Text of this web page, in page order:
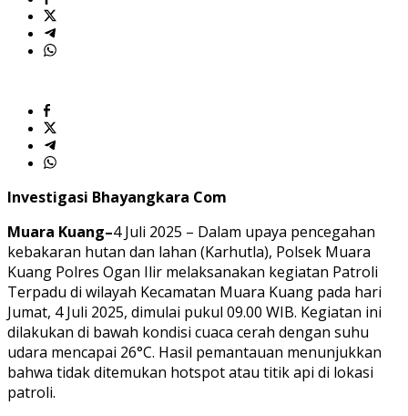
Investigasi Bhayangkara Com
Muara Kuang–4 Juli 2025 – Dalam upaya pencegahan
kebakaran hutan dan lahan (Karhutla), Polsek Muara
Kuang Polres Ogan Ilir melaksanakan kegiatan Patroli
Terpadu di wilayah Kecamatan Muara Kuang pada hari
Jumat, 4 Juli 2025, dimulai pukul 09.00 WIB. Kegiatan ini
dilakukan di bawah kondisi cuaca cerah dengan suhu
udara mencapai 26°C. Hasil pemantauan menunjukkan
bahwa tidak ditemukan hotspot atau titik api di lokasi
patroli.